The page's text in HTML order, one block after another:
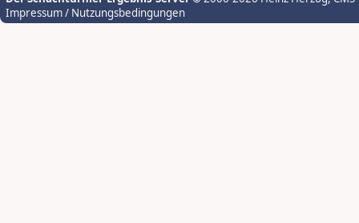
Impressum / Nutzungsbedingungen